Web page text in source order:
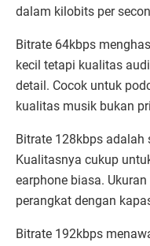
dalam kilobits per
Bitrate 64kbps
kecil tetapi kualitas
detail. Cocok untuk
kualitas musik bukan
Bitrate 128kbps
Kualitasnya cukup
earphone biasa.
perangkat dengan
Bitrate 192kbps